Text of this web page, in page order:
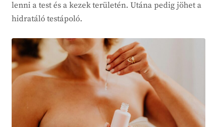
lenni a test és a kezek területén. Utána pedig jöhet a
hidratáló testápoló.